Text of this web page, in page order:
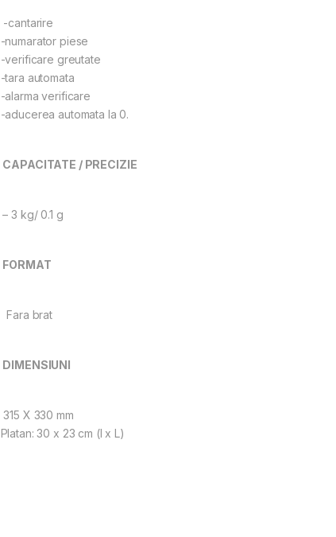
-cantarire
-numarator piese
-verificare greutate
-tara automata
-alarma verificare
-aducerea automata la 0.
CAPACITATE / PRECIZIE
– 3 kg/ 0.1 g
FORMAT
Fara brat
DIMENSIUNI
315 X 330 mm
Platan: 30 x 23 cm (l x L)